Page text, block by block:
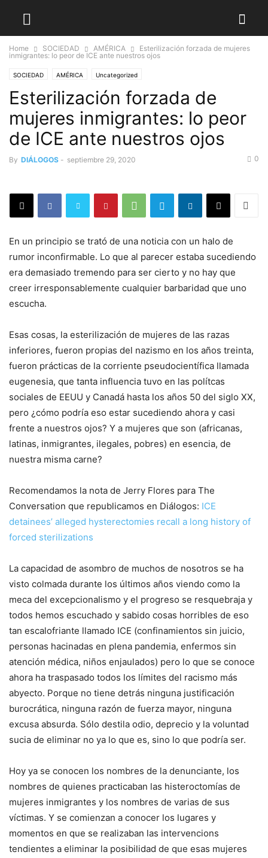
Home SOCIEDAD AMÉRICA
Esterilización forzada de mujeres
inmigrantes: lo peor de ICE ante nuestros ojos
SOCIEDAD AMÉRICA Uncategorized
Esterilización forzada de
mujeres inmigrantes: lo peor
de ICE ante nuestros ojos
By DIÁLOGOS - septiembre 29, 2020 0
En un principio se trató de una noticia con un halo de
rumor inconfirmable. Lo que al parecer estaba sucediendo
era demasiado tremendo para ser cierto y no hay que
creer irresponsablemente cualquier barbaridad que uno
escucha.
Esas cosas, la esterilización de mujeres de las razas
inferiores, fueron propias del nazismo en los años treinta,
fueron prácticas de la corriente pseudocientífica llamada
eugenesia, que tanta influencia tuvo en las polítcas
sociales de EEUU y Canadá hasta los años 50 del siglo XX,
pero ¿cómo podría eso estar sucediendo ahora y casi
frente a nuestros ojos? Y a mujeres que son (africanas,
latinas, inmigrantes, ilegales, pobres) en esencia, de
nuestra misma carne?
Recomendamos la nota de Jerry Flores para The
Conversation que republicamos en Diálogos: ICE
detainees’ alleged hysterectomies recall a long history of
forced sterilizations
La capacidad de asombro de muchos de nosotros se ha
visto colmada durante los últimos años viendo como la
meca del excepcionalismo y el progreso se resquebraja y
todos hemos escuchado y sabido cosas horribles de eso
tan escalofriante llamado ICE (confinamientos sin juicio,
personas hacinadas en plena pandemia, enfermos sin
atención médica, niños enjaulados) pero lo que se conoce
ahora ha traspasado todos los límites del racismo más
abyecto. Porque no tiene detrás ninguna justificación
burocrática, ninguna razón de fuerza mayor, ninguna
excusa absurda. Sólo destila odio, deprecio y la voluntad
sucia de eliminar no ya lo que es, sino lo que podría ser.
Hoy ya se conocen los nombres de la denunciante, los
nombres de quienes practicaban las histeroctomías de
mujeres inmigrantes y los nombres de varias de sus
víctimas. Y se comienzan a conocer los lugares y
momentos en que se realizaban las intervencions
tendientes a eliminar la posibilidad de que esas mujeres